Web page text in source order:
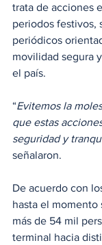
trata de acciones
periodos festivos,
periódicos
movilidad segura
el país.
“Evitemos la
que estas
seguridad y
señalaron.
De acuerdo con
hasta el momento
más de 54 mil
terminal hacia